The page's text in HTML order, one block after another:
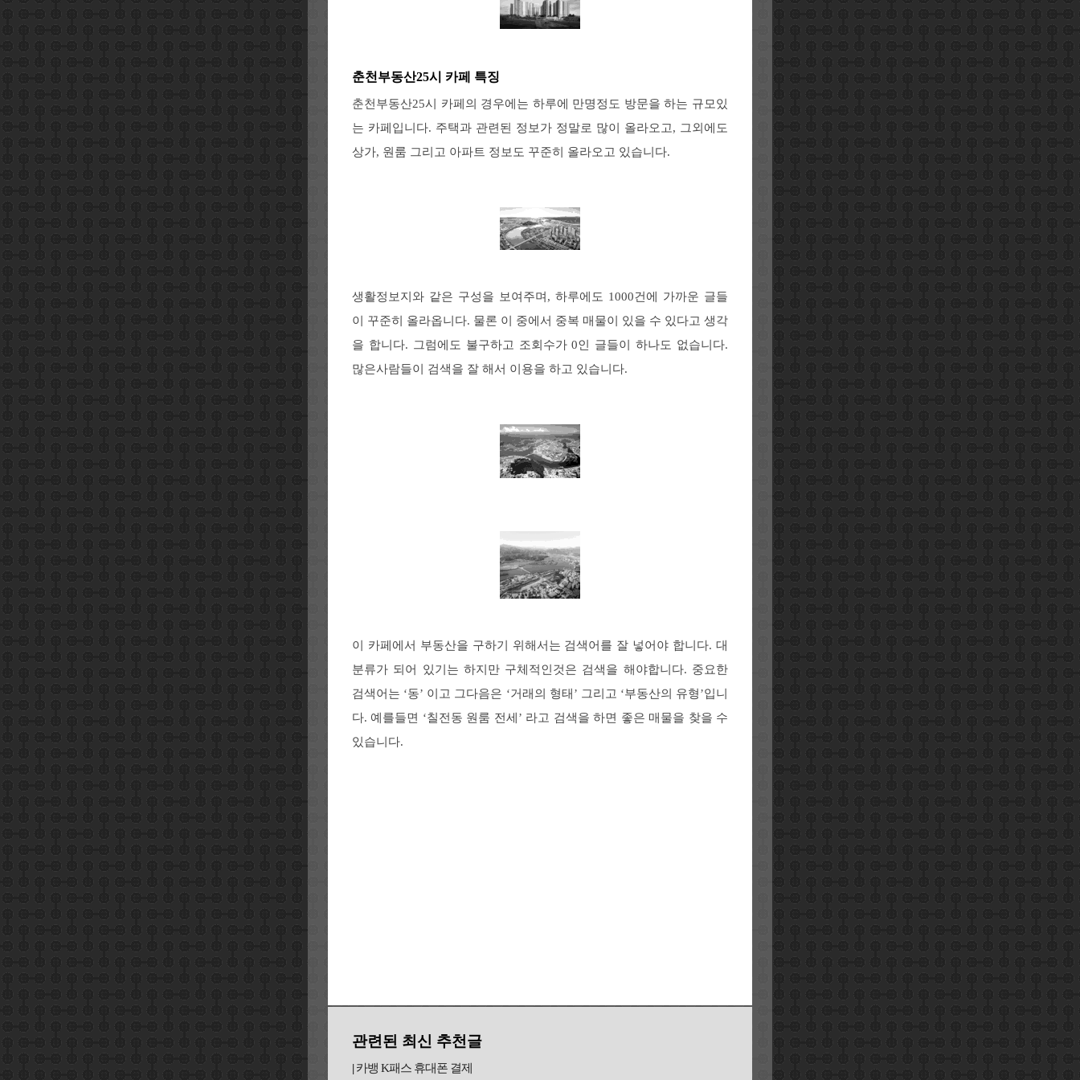
춘천부동산25시 카페 특징
춘천부동산25시 카페의 경우에는 하루에 만명정도 방문을 하는 규모있
는 카페입니다. 주택과 관련된 정보가 정말로 많이 올라오고, 그외에도
상가, 원룸 그리고 아파트 정보도 꾸준히 올라오고 있습니다.
생활정보지와 같은 구성을 보여주며, 하루에도 1000건에 가까운 글들
이 꾸준히 올라옵니다. 물론 이 중에서 중복 매물이 있을 수 있다고 생각
을 합니다. 그럼에도 불구하고 조회수가 0인 글들이 하나도 없습니다.
많은사람들이 검색을 잘 해서 이용을 하고 있습니다.
이 카페에서 부동산을 구하기 위해서는 검색어를 잘 넣어야 합니다. 대
분류가 되어 있기는 하지만 구체적인것은 검색을 해야합니다. 중요한
검색어는 ‘동’ 이고 그다음은 ‘거래의 형태’ 그리고 ‘부동산의 유형’입니
다. 예를들면 ‘칠전동 원룸 전세’ 라고 검색을 하면 좋은 매물을 찾을 수
있습니다.
관련된 최신 추천글
카뱅 K패스 휴대폰 결제